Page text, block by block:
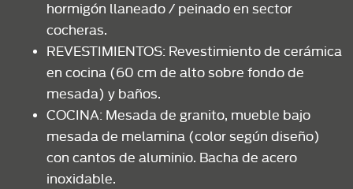
hormigón llaneado / peinado en sector
cocheras.
REVESTIMIENTOS: Revestimiento de cerámica
en cocina (60 cm de alto sobre fondo de
mesada) y baños.
COCINA: Mesada de granito, mueble bajo
mesada de melamina (color según diseño)
con cantos de aluminio. Bacha de acero
inoxidable.